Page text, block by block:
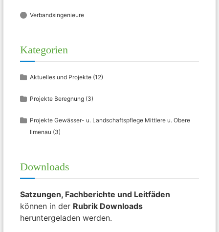
Verbandsingenieure
Kategorien
Aktuelles und Projekte (12)
Projekte Beregnung (3)
Projekte Gewässer- u. Landschaftspflege Mittlere u. Obere
Ilmenau (3)
Downloads
Satzungen, Fachberichte und Leitfäden
können in der Rubrik Downloads
heruntergeladen werden.